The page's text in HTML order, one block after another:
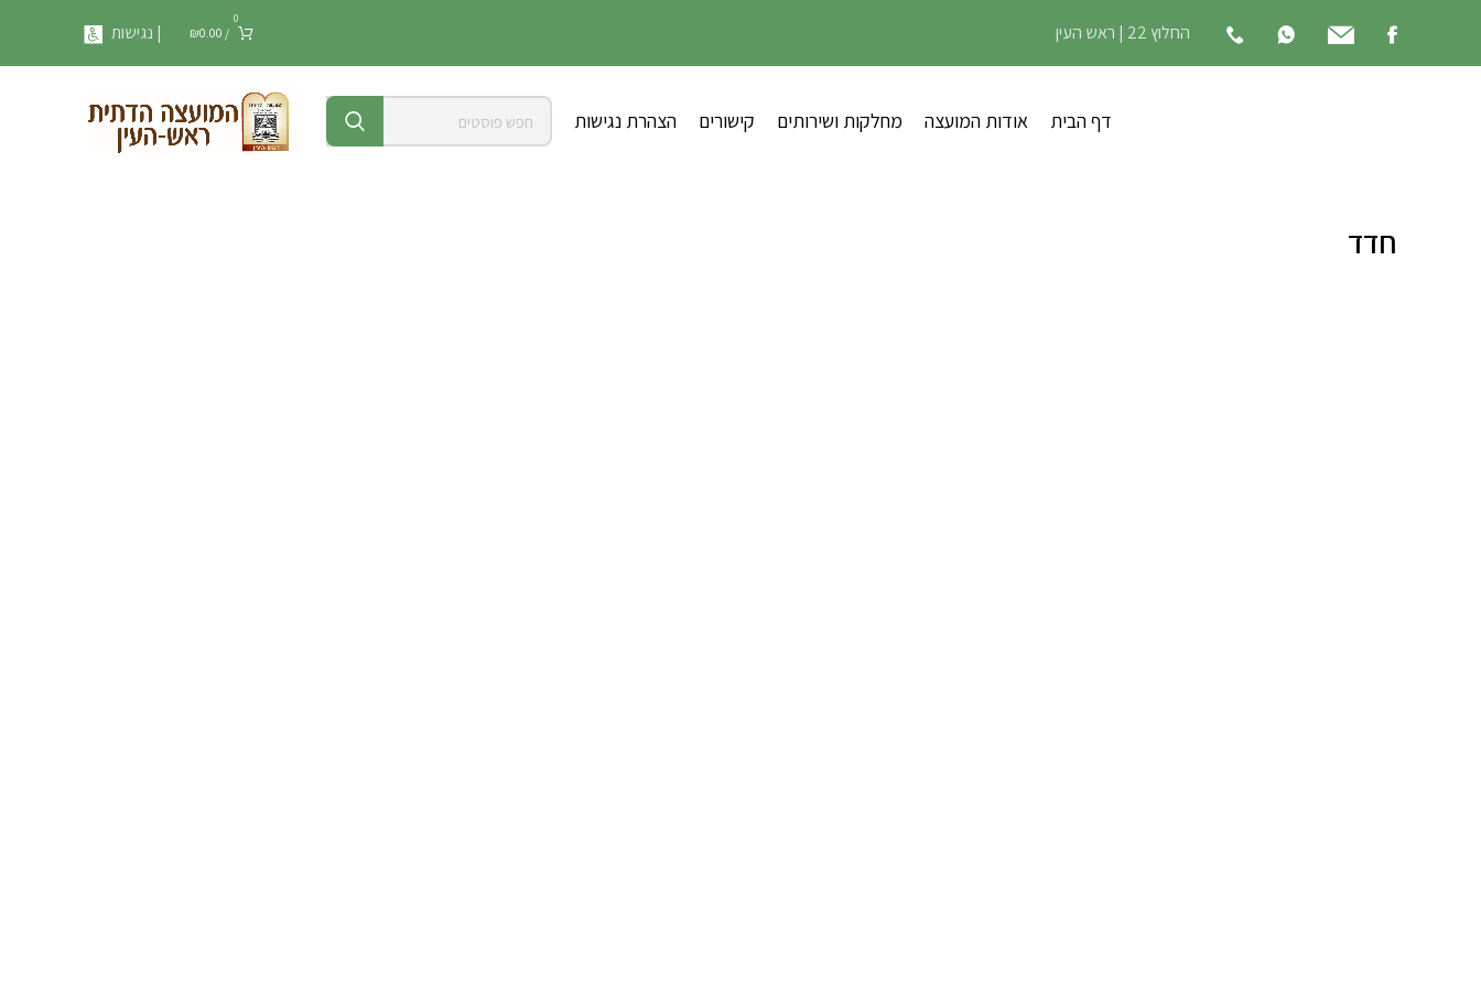
החלוץ 22 | ראש העין
0
/
₪0.00 | נגישות
דף הבית אודות המועצה מחלקות ושירותים קישורים הצהרת נגישות
חדד